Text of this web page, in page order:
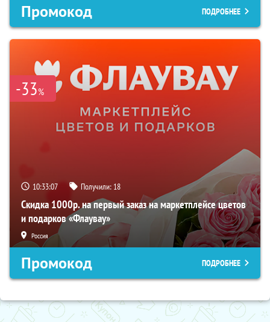
Промокод ПОДРОБНЕЕ
-33%
10:33:06 Получили: 18
Скидка 1000р. на первый заказ на маркетплейсе цветов
и подарков «Флаувау»
Россия
Промокод ПОДРОБНЕЕ